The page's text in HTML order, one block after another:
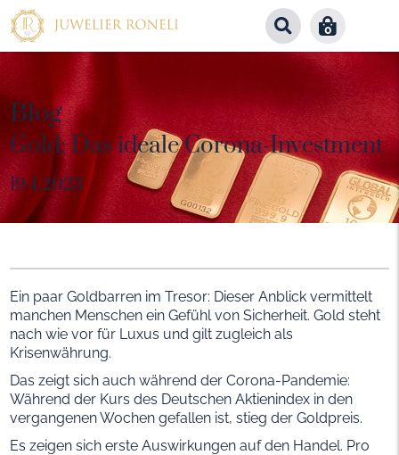
0
Blog
Gold: Das ideale Corona-Investment
19.4.2023
Ein paar Goldbarren im Tresor: Dieser Anblick vermittelt
manchen Menschen ein Gefühl von Sicherheit. Gold steht
nach wie vor für Luxus und gilt zugleich als
Krisenwährung.
Das zeigt sich auch während der Corona-Pandemie:
Während der Kurs des Deutschen Aktienindex in den
vergangenen Wochen gefallen ist, stieg der Goldpreis.
Es zeigen sich erste Auswirkungen auf den Handel. Pro